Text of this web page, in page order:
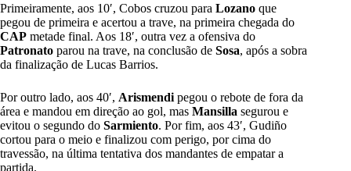
Primeiramente, aos 10′, Cobos cruzou para Lozano que
pegou de primeira e acertou a trave, na primeira chegada do
CAP metade final. Aos 18′, outra vez a ofensiva do
Patronato parou na trave, na conclusão de Sosa, após a sobra
da finalização de Lucas Barrios.
Por outro lado, aos 40′, Arismendi pegou o rebote de fora da
área e mandou em direção ao gol, mas Mansilla segurou e
evitou o segundo do Sarmiento. Por fim, aos 43′, Gudiño
cortou para o meio e finalizou com perigo, por cima do
travessão, na última tentativa dos mandantes de empatar a
partida.